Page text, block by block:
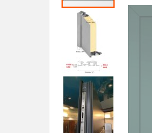
galerie
d’images